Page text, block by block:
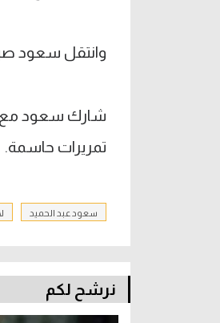
وانتقل سعود
تمريرات حاسمة.
سعود عبد الحميد
نرشح لكم